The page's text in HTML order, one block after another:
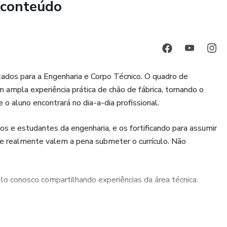
dos empregadores e trabalhadores.
1 ano.
para a Engenharia e Corpo Técnico. O quadro de
experiência prática de chão de fábrica, tornando o
aluno encontrará no dia-a-dia profissional.
e estudantes da engenharia, e os fortificando para assumir
realmente valem a pena submeter o currículo. Não
compartilhando experiências da área técnica.